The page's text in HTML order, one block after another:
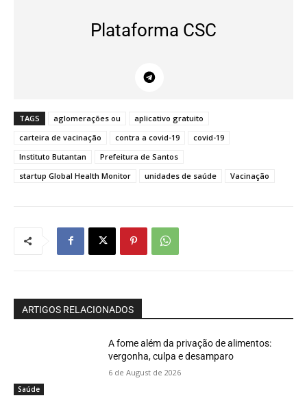
Plataforma CSC
TAGS aglomerações ou
aplicativo gratuito
carteira de vacinação
contra a covid-19
covid-19
Instituto Butantan
Prefeitura de Santos
startup Global Health Monitor
unidades de saúde Vacinação
ARTIGOS RELACIONADOS
Saúde
A fome além da privação de alimentos:
vergonha, culpa e desamparo
6 de August de 2026